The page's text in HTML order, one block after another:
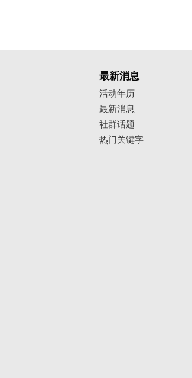
最新消息
活动年历
最新消息
社群话题
热门关键字